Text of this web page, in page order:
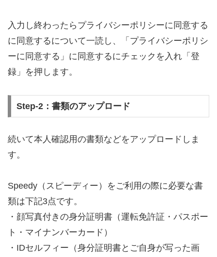
入力し終わったらプライバシーポリシーに同意する
に同意するについて一読し、「プライバシーポリシ
ーに同意する」に同意するにチェックを入れ「登
録」を押します。
Step-2：書類のアップロード
続いて本人確認用の書類などをアップロードしま
す。
Speedy（スピーディー）をご利用の際に必要な書
類は下記3点です。
・顔写真付きの身分証明書（運転免許証・パスポー
ト・マイナンバーカード）
・IDセルフィー（身分証明書とご自身が写った画